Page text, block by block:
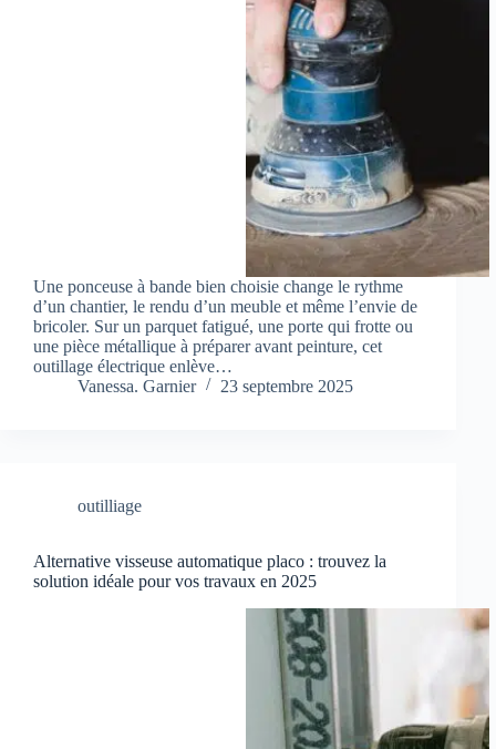
Une ponceuse à bande bien choisie change le rythme
d’un chantier, le rendu d’un meuble et même l’envie de
bricoler. Sur un parquet fatigué, une porte qui frotte ou
une pièce métallique à préparer avant peinture, cet
outillage électrique enlève…
Vanessa. Garnier
23 septembre 2025
outilliage
Alternative visseuse automatique placo : trouvez la
solution idéale pour vos travaux en 2025